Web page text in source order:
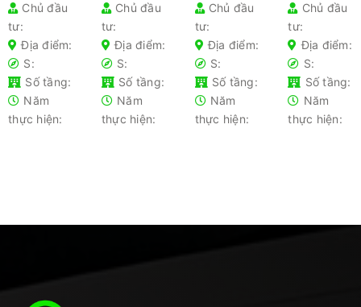
cho từng
loại nhà
phổ biến-
Kiến thức
không
thể bỏ lỡ
Chủ đầu
tư:
Địa điểm:
S:
Số tầng:
Năm
thực hiện:
– Hướng
dẫn chi
tiết cho
gia chủ
Chủ đầu
tư:
Địa điểm:
S:
Số tầng:
Năm
thực hiện:
nhà gia
chủ lần
đầu xây
nhà nên
tránh
Chủ đầu
tư:
Địa điểm:
S:
Số tầng:
Năm
thực hiện:
nhanh
chóng
2025 –
Tối ưu chi
phí
Chủ đầu
tư:
Địa điểm:
S:
Số tầng:
Năm
thực hiện: